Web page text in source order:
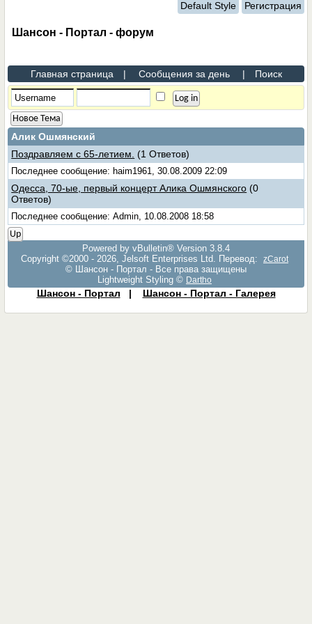
Default Style Регистрация
Шансон - Портал - форум
Главная страница | Сообщения за день | Поиск
Новое Тема
Алик Ошмянский
Поздравляем с 65-летием. (1 Ответов)
Последнее сообщение: haim1961, 30.08.2009 22:09
Одесса, 70-ые, первый концерт Алика Ошмянского (0
Ответов)
Последнее сообщение: Admin, 10.08.2008 18:58
Up
Powered by vBulletin® Version 3.8.4
Copyright ©2000 - 2026, Jelsoft Enterprises Ltd. Перевод:
zCarot
© Шансон - Портал - Все права защищены
Lightweight Styling © Dartho
Шансон - Портал | Шансон - Портал - Галерея